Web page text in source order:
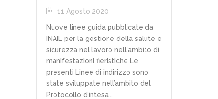
11 Agosto 2020
Nuove linee guida pubblicate da
INAIL per la gestione della salute e
sicurezza nel lavoro nell'ambito di
manifestazioni fieristiche Le
presenti Linee di indirizzo sono
state sviluppate nell’ambito del
Protocollo d’intesa...